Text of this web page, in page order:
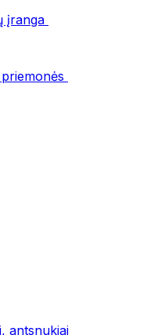
įranga
antsnukiai